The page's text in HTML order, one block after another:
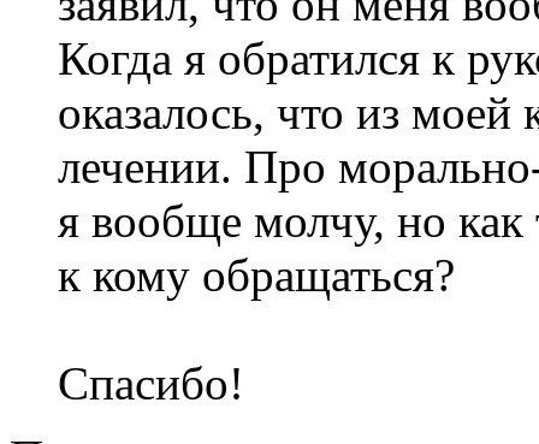
Когда я обратился к
оказалось, что из
лечении. Про
я вообще молчу, но как
к кому обращаться?
Спасибо!